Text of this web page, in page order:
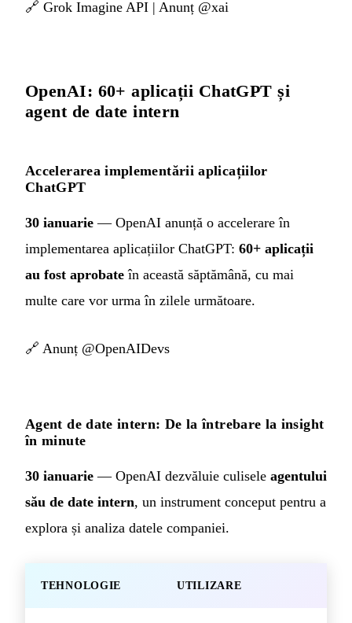
🔗 Grok Imagine API | Anunț @xai
OpenAI: 60+ aplicații ChatGPT și
agent de date intern
Accelerarea implementării aplicațiilor
ChatGPT
30 ianuarie — OpenAI anunță o accelerare în
implementarea aplicațiilor ChatGPT: 60+ aplicații
au fost aprobate în această săptămână, cu mai
multe care vor urma în zilele următoare.
🔗 Anunț @OpenAIDevs
Agent de date intern: De la întrebare la insight
în minute
30 ianuarie — OpenAI dezvăluie culisele agentului
său de date intern, un instrument conceput pentru a
explora și analiza datele companiei.
TEHNOLOGIE UTILIZARE